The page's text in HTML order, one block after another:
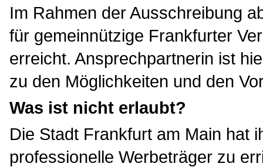
Im Rahmen der Ausschreibung
für gemeinnützige Frankfurter
erreicht. Ansprechpartnerin ist
zu den Möglichkeiten und den
Was ist nicht erlaubt?
Die Stadt Frankfurt am Main hat
professionelle Werbeträger zu